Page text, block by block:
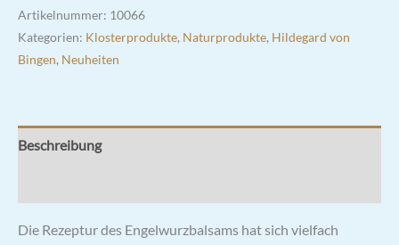
Artikelnummer: 10066
Kategorien: Klosterprodukte, Naturprodukte, Hildegard von
Bingen, Neuheiten
Beschreibung
Die Rezeptur des Engelwurzbalsams hat sich vielfach